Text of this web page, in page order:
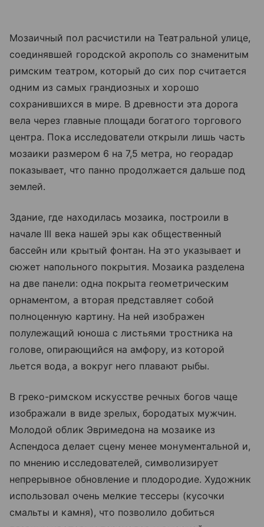
Мозаичный пол расчистили на Театральной улице,
соединявшей городской акрополь со знаменитым
римским театром, который до сих пор считается
одним из самых грандиозных и хорошо
сохранившихся в мире. В древности эта дорога
вела через главные площади богатого торгового
центра. Пока исследователи открыли лишь часть
мозаики размером 6 на 7,5 метра, но георадар
показывает, что панно продолжается дальше под
землей.
Здание, где находилась мозаика, построили в
начале III века нашей эры как общественный
бассейн или крытый фонтан. На это указывает и
сюжет напольного покрытия. Мозаика разделена
на две панели: одна покрыта геометрическим
орнаментом, а вторая представляет собой
полноценную картину. На ней изображен
полулежащий юноша с листьями тростника на
голове, опирающийся на амфору, из которой
льется вода, а вокруг него плавают рыбы.
В греко-римском искусстве речных богов чаще
изображали в виде зрелых, бородатых мужчин.
Молодой облик Эвримедона на мозаике из
Аспендоса делает сцену менее монументальной и,
по мнению исследователей, символизирует
непрерывное обновление и плодородие. Художник
использовал очень мелкие тессеры (кусочки
смальты и камня), что позволило добиться